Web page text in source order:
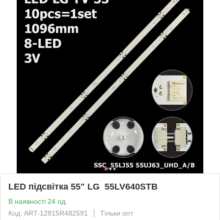
LED підсвітка 55" LG 55LV640STB
В наявності 24 од.
Код: ART-12815R482591
Тільки опт